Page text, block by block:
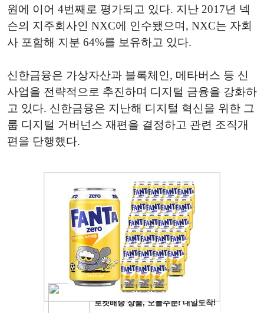
원에 이어 4번째로 평가되고 있다. 지난 2017년 넥
슨의 지주회사인 NXC에 인수됐으며, NXC는 자회
사 포함해 지분 64%를 보유하고 있다.
신한금융은 가상자산과 블록체인, 메타버스 등 신
사업을 전략적으로 추진하며 디지털 금융을 강화하
고 있다. 신한금융은 지난해 디지털 혁신을 위한 그
룹 디지털 거버넌스 재편을 결정하고 관련 조직개
편을 단행했다.